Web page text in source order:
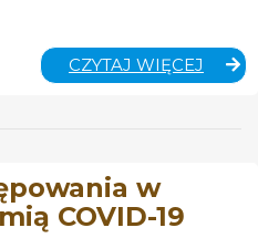
CZYTAJ WIĘCEJ
I
w
COVID-19